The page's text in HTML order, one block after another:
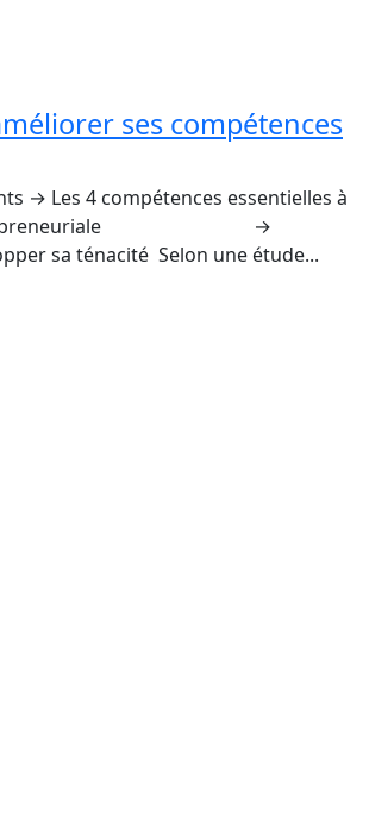
ses compétences
→ Les 4 compétences essentielles à
→
sa ténacité Selon une étude...